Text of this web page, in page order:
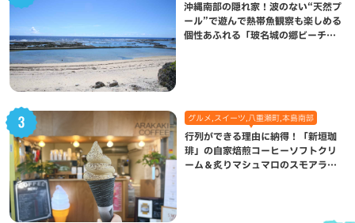
沖縄南部の隠れ家！波のない“天然プ
ール”で遊んで熱帯魚観察も楽しめる
個性あふれる「玻名城の郷ビーチ」
グルメ,スイーツ,八重瀬町,本島南部
行列ができる理由に納得！「新垣珈
琲」の自家焙煎コーヒーソフトクリ
ーム＆炙りマシュマロのスモアラテ